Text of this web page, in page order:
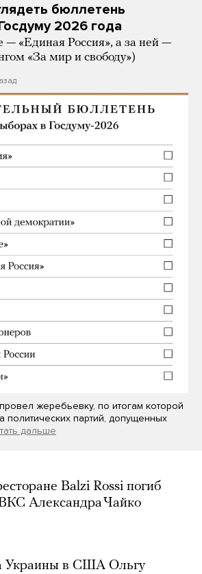
бюллетень
2026 года
«Единая Россия», а за ней —
«За мир и свободу»)
жеребьевку, по итогам которой
политических партий, допущенных
дальше
Balzi Rossi погиб
Александра Чайко
Украины в США Ольгу